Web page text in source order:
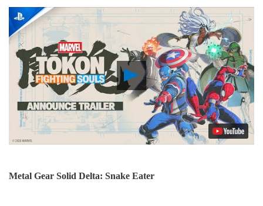
Play
Video
Metal Gear Solid Delta: Snake Eater